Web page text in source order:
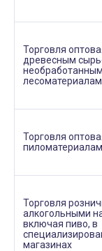
Торговля
древесным
Торговля
Торговля
алкогольными
включая пиво, ‎в
магазинах